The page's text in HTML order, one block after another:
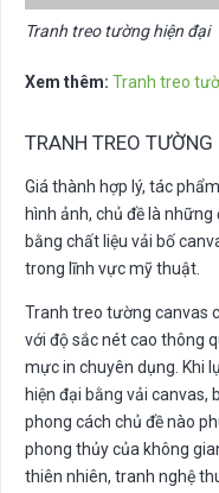
Tranh treo tường hiện đại
Xem thêm: Tranh treo
TRANH TREO
Giá thành hợp lý, tác
hình ảnh, chủ đề là
bằng chất liệu vải bố
trong lĩnh vực mỹ thuật.
Tranh treo tường canvas
với độ sắc nét cao thông
mực in chuyên dụng. Khi
hiện đại bằng vải canvas,
phong cách chủ đề nào
phong thủy của không
thiên nhiên, tranh nghệ